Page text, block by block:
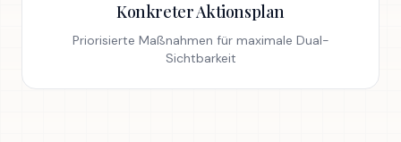
Konkreter Aktionsplan
Priorisierte Maßnahmen für maximale Dual-
Sichtbarkeit